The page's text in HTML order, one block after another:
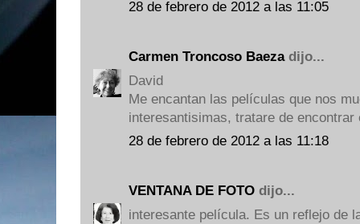
28 de febrero de 2012 a las 11:05
Carmen Troncoso Baezadijo...
David
Me encantan las películas que nos
interesantisimas, tratare de
28 de febrero de 2012 a las 11:18
VENTANA DE FOTO dijo...
interesante película. Es un reflejo de